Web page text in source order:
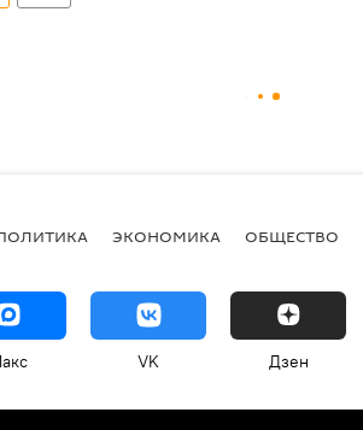
ЭКОНОМИКА ОБЩЕСТВО
VK Дзен